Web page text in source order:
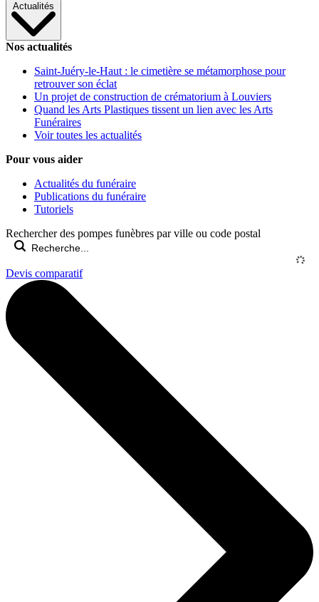
Actualités
Nos actualités
Saint-Juéry-le-Haut : le cimetière se métamorphose pour
retrouver son éclat
Un projet de construction de crématorium à Louviers
Quand les Arts Plastiques tissent un lien avec les Arts
Funéraires
Voir toutes les actualités
Pour vous aider
Actualités du funéraire
Publications du funéraire
Tutoriels
Rechercher des pompes funèbres par ville ou code postal
Devis comparatif